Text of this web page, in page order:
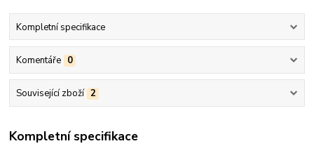
Kompletní specifikace
Komentáře 0
Související zboží 2
Kompletní specifikace